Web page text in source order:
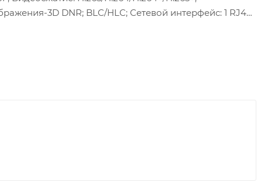
3D DNR; BLC/HLC; Сетевой интерфейс: 1 RJ45